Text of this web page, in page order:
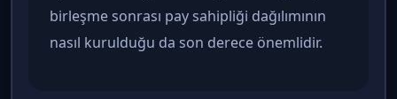
birleşme sonrası pay sahipliği dağılımının
nasıl kurulduğu da son derece önemlidir.